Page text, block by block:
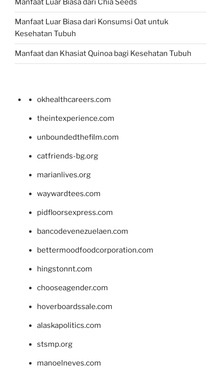
Manfaat Luar Biasa dari Chia Seeds
Manfaat Luar Biasa dari Konsumsi Oat untuk
Kesehatan Tubuh
Manfaat dan Khasiat Quinoa bagi Kesehatan Tubuh
okhealthcareers.com
theintexperience.com
unboundedthefilm.com
catfriends-bg.org
marianlives.org
waywardtees.com
pidfloorsexpress.com
bancodevenezuelaen.com
bettermoodfoodcorporation.com
hingstonnt.com
chooseagender.com
hoverboardssale.com
alaskapolitics.com
stsmp.org
manoelneves.com